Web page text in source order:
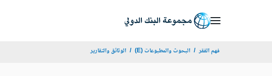
فهم الفقر البحوث والمطبوعات (E) الوثائق والتقارير